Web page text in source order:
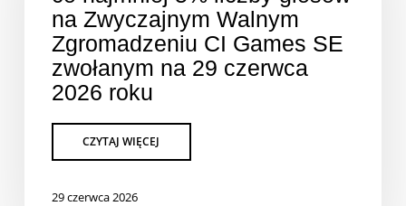
na Zwyczajnym Walnym
Zgromadzeniu CI Games SE
zwołanym na 29 czerwca
2026 roku
29 czerwca 2026